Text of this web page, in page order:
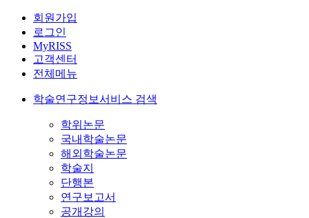
회원가입
로그인
MyRISS
고객센터
전체메뉴
학술연구정보서비스 검색
학위논문
국내학술논문
해외학술논문
학술지
단행본
연구보고서
공개강의